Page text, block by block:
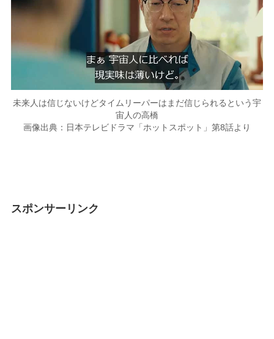
未来人は信じないけどタイムリーパーはまだ信じられるという宇
宙人の高橋
画像出典：日本テレビドラマ「ホットスポット」第8話より
スポンサーリンク